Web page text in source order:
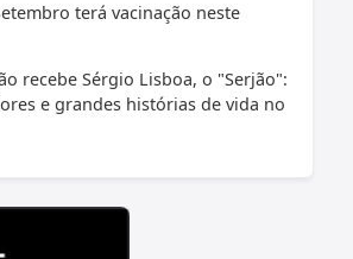
terá vacinação neste
recebe Sérgio Lisboa, o "Serjão":
e grandes histórias de vida no